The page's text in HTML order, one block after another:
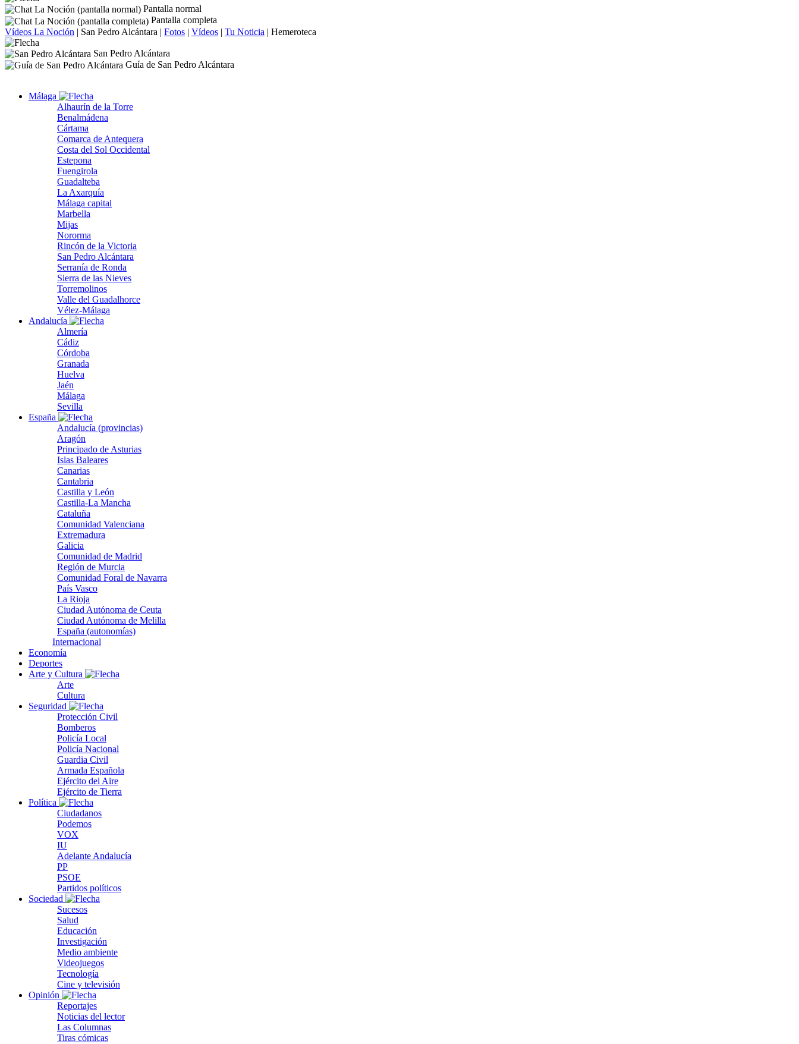
Pantalla normal
Pantalla completa
Vídeos La Noción | San Pedro Alcántara | Fotos | Vídeos | Tu Noticia | Hemeroteca
San Pedro Alcántara
Guía de San Pedro Alcántara
Málaga
Alhaurín de la Torre
Benalmádena
Cártama
Comarca de Antequera
Costa del Sol Occidental
Estepona
Fuengirola
Guadalteba
La Axarquía
Málaga capital
Marbella
Mijas
Nororma
Rincón de la Victoria
San Pedro Alcántara
Serranía de Ronda
Sierra de las Nieves
Torremolinos
Valle del Guadalhorce
Vélez-Málaga
Andalucía
Almería
Cádiz
Córdoba
Granada
Huelva
Jaén
Málaga
Sevilla
España
Andalucía (provincias)
Aragón
Principado de Asturias
Islas Baleares
Canarias
Cantabria
Castilla y León
Castilla-La Mancha
Cataluña
Comunidad Valenciana
Extremadura
Galicia
Comunidad de Madrid
Región de Murcia
Comunidad Foral de Navarra
País Vasco
La Rioja
Ciudad Autónoma de Ceuta
Ciudad Autónoma de Melilla
España (autonomías)
Internacional
Economía
Deportes
Arte y Cultura
Arte
Cultura
Seguridad
Protección Civil
Bomberos
Policía Local
Policía Nacional
Guardia Civil
Armada Española
Ejército del Aire
Ejército de Tierra
Política
Ciudadanos
Podemos
VOX
IU
Adelante Andalucía
PP
PSOE
Partidos políticos
Sociedad
Sucesos
Salud
Educación
Investigación
Medio ambiente
Videojuegos
Tecnología
Cine y televisión
Opinión
Reportajes
Noticias del lector
Las Columnas
Tiras cómicas